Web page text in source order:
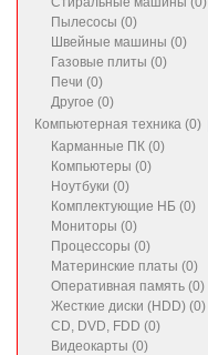
Пылесосы (0)
Швейные машины (0)
Газовые плиты (0)
Печи (0)
Другое (0)
Компьютерная техника (0)
Карманные ПК (0)
Компьютеры (0)
Ноутбуки (0)
Комплектующие НБ (0)
Мониторы (0)
Процессоры (0)
Материнские платы (0)
Оперативная память (0)
Жесткие диски (HDD) (0)
CD, DVD, FDD (0)
Видеокарты (0)